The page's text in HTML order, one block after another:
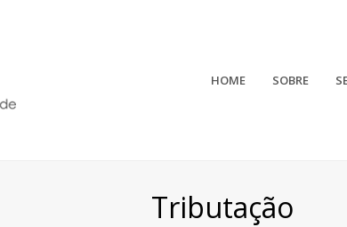
HOME SOBRE
Tributação